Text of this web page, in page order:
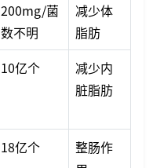
200mg/菌
数不明
减少体
脂肪
10亿个
减少内
脏脂肪
18亿个
整肠作